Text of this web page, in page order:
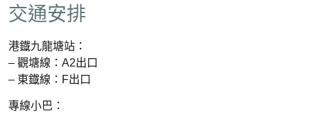
交通安排
港鐡九龍塘站：
– 觀塘線：A2出口
– 東鐡線：F出口
專線小巴：